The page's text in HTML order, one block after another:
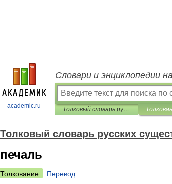
academic.ru
Словари и энциклопедии
Толковый словарь русских существительных
Толковый словарь русских
печаль
Толкование
Перевод